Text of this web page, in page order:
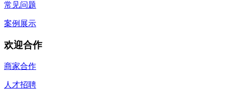
常见问题
案例展示
欢迎合作
商家合作
人才招聘